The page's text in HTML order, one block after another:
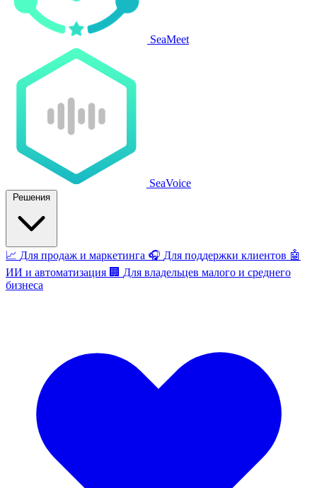
SeaMeet
SeaVoice
Решения
📈 Для продаж и маркетинга 🎧 Для поддержки клиентов 🤖
ИИ и автоматизация 🏢 Для владельцев малого и среднего
бизнеса